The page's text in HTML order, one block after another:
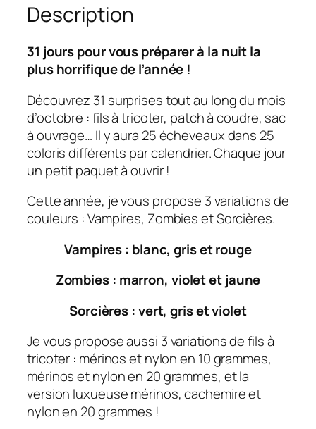
5
,
0
€
a
e
n
d
r
i
e
r
d
l
'
p
é
c
i
a
Description
31 jours pour vous préparer à la nuit la
plus horrifique de l’année !
Découvrez 31 surprises tout au long du mois
d’octobre : fils à tricoter, patch à coudre, sac
à ouvrage… Il y aura 25 écheveaux dans 25
coloris différents par calendrier. Chaque jour
un petit paquet à ouvrir !
Cette année, je vous propose 3 variations de
couleurs : Vampires, Zombies et Sorcières.
Vampires : blanc, gris et rouge
Zombies : marron, violet et jaune
Sorcières : vert, gris et violet
Je vous propose aussi 3 variations de fils à
tricoter : mérinos et nylon en 10 grammes,
mérinos et nylon en 20 grammes, et la
version luxueuse mérinos, cachemire et
nylon en 20 grammes !